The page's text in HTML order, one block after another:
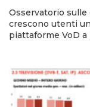
Osservatorio sulle
crescono utenti
piattaforme VoD